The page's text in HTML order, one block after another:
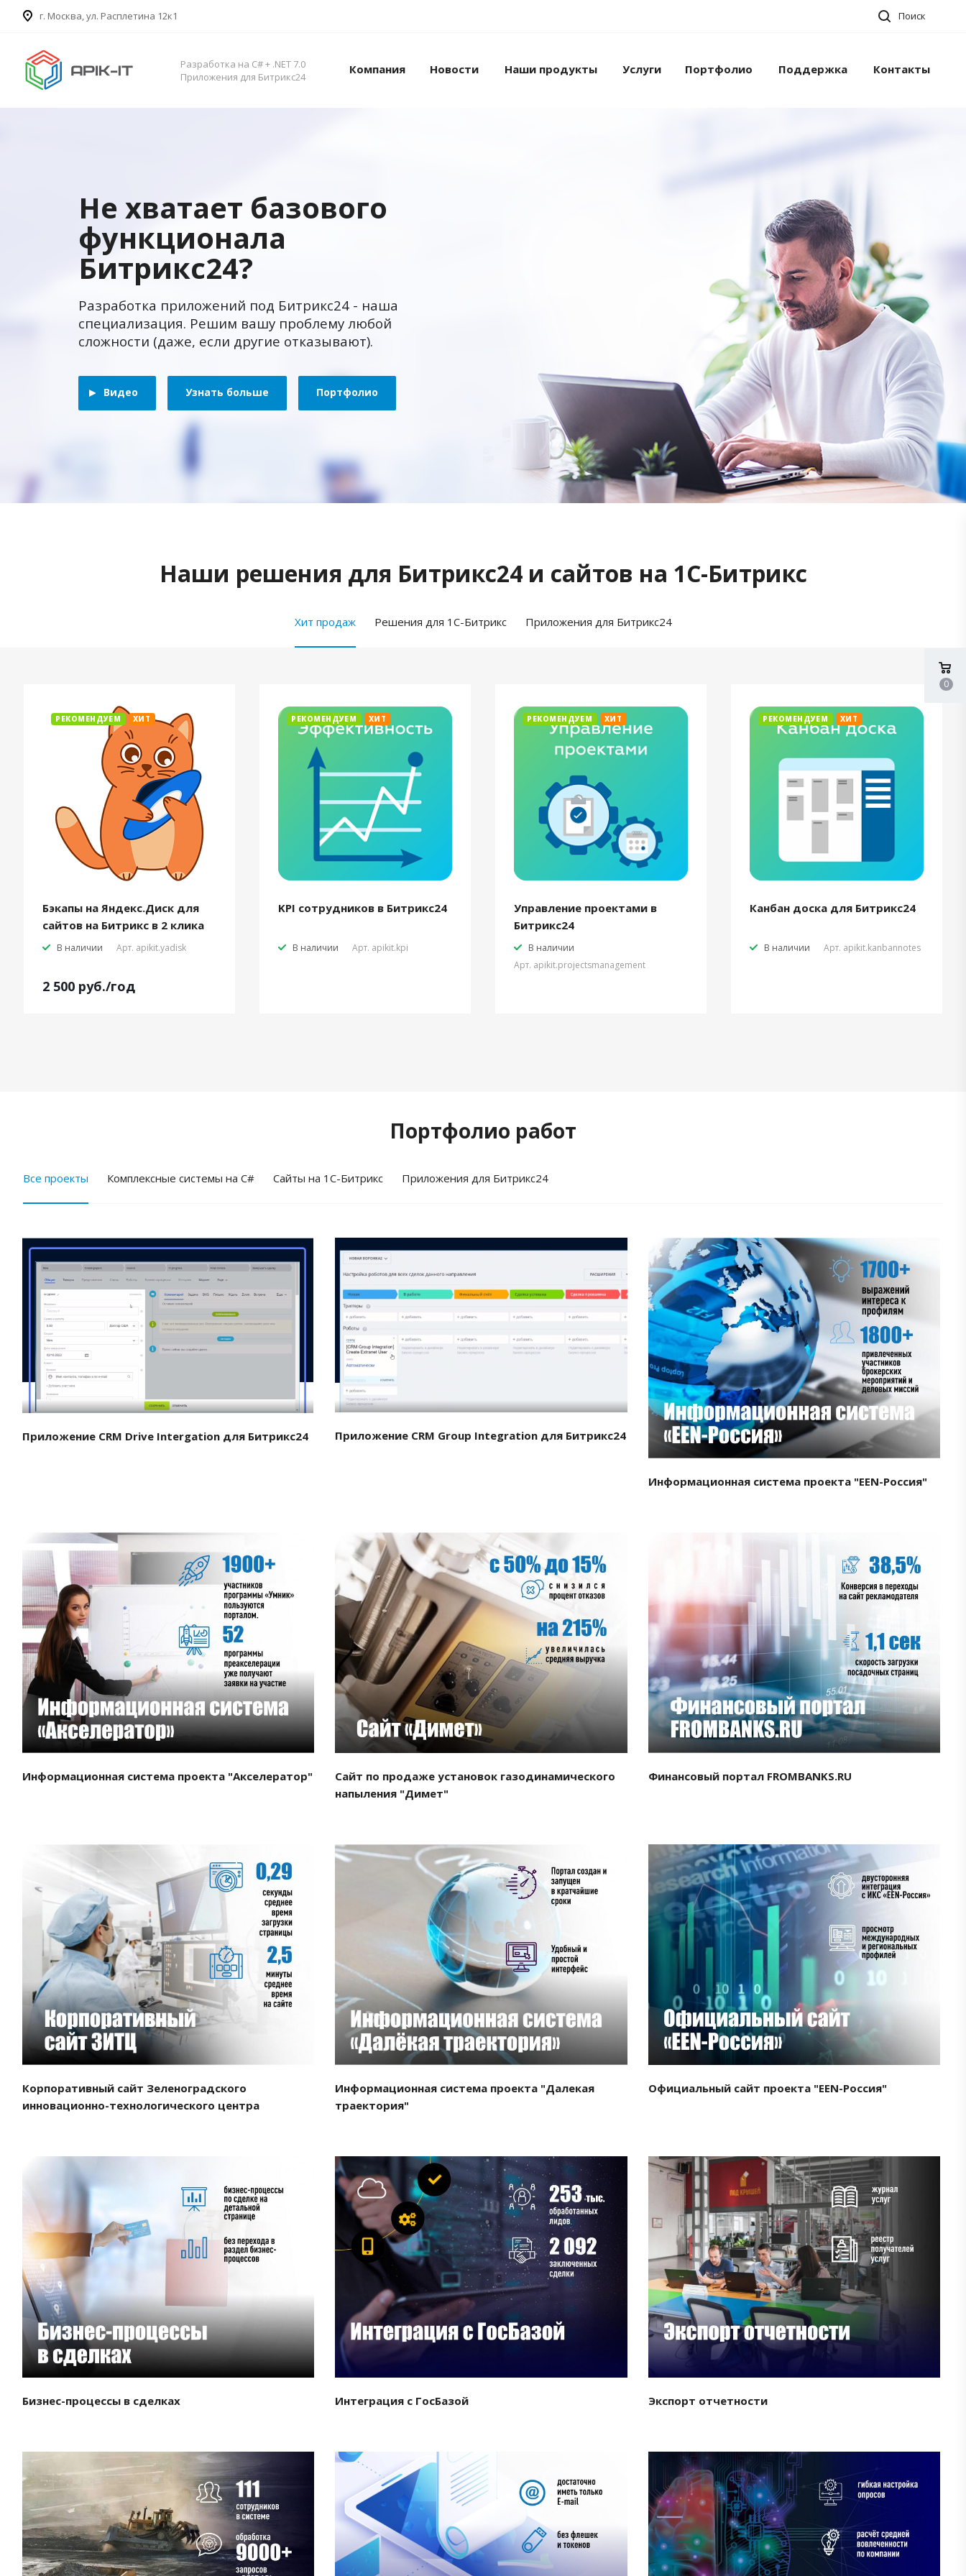
​г. Москва, ул. Расплетина 12к1 Поиск
Разработка на C# + .NET 7.0
Приложения для Битрикс24
Компания Новости Наши продукты Услуги Портфолио Поддержка Контакты
Не хватает базового
функционала
Битрикс24?
Разработка приложений под Битрикс24 - наша
специализация. Решим вашу проблему любой
сложности (даже, если другие отказывают).
Видео Узнать больше Портфолио
Наши решения для Битрикс24 и сайтов на 1С-Битрикс
Хит продаж Решения для 1С-Битрикс Приложения для Битрикс24
РЕКОМЕНДУЕМ ХИТ
Бэкапы на Яндекс.Диск для
сайтов на Битрикс в 2 клика
В наличии Арт. apikit.yadisk
2 500 руб./год
РЕКОМЕНДУЕМ ХИТ
KPI сотрудников в Битрикс24
В наличии Арт. apikit.kpi
РЕКОМЕНДУЕМ ХИТ
Управление проектами в
Битрикс24
В наличии
Арт. apikit.projectsmanagement
РЕКОМЕНДУЕМ ХИТ
Канбан доска для Битрикс24
В наличии Арт. apikit.kanbannotes
Портфолио работ
Все проекты Комплексные системы на C# Cайты на 1С-Битрикс Приложения для Битрикс24
Смотреть проект
Приложение CRM Drive Intergation для Битрикс24 Приложение CRM Group Integration для Битрикс24
Смотреть проект
Информационная система проекта "EEN-Россия"
Смотреть проект
Информационная система проекта "Акселератор"
Смотреть проект
Сайт по продаже установок газодинамического
напыления "Димет"
Смотреть проект
Финансовый портал FROMBANKS.RU
Смотреть проект
Корпоративный сайт Зеленоградского
инновационно-технологического центра
Смотреть проект
Информационная система проекта "Далекая
траектория"
Смотреть проект
Официальный сайт проекта "EEN-Россия"
Бизнес-процессы в сделках
Смотреть проект
Интеграция с ГосБазой
Смотреть проект
Экспорт отчетности
Смотреть проект Смотреть проект Смотреть проект
0